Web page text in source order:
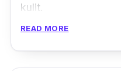
kulit.
Serbuk ini sesuai
terutama yang
READ MORE